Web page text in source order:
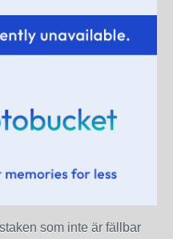
som inte är fällbar